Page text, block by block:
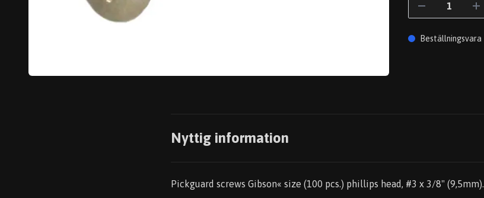
Beställningsvara
Nyttig information
Pickguard screws Gibson« size (100 pcs.) phillips head, #3 x 3/8" (9,5mm).